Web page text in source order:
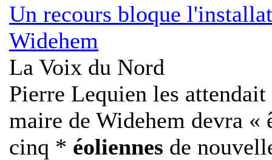
Un recours bloque
Widehem
La Voix du Nord
Pierre Lequien les
maire de Widehem devra
cinq * éoliennes de